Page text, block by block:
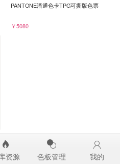
PANTONE潘通色卡TPG可撕版色票
￥5080
资源 色板管理 我的